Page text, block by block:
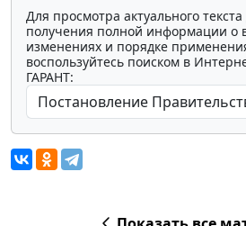
Для просмотра актуального
получения полной информации о
изменениях и порядке
воспользуйтесь поиском в
ГАРАНТ: